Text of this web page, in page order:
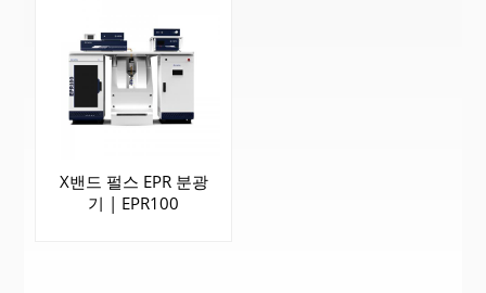
X밴드 펄스 EPR 분광
기 | EPR100